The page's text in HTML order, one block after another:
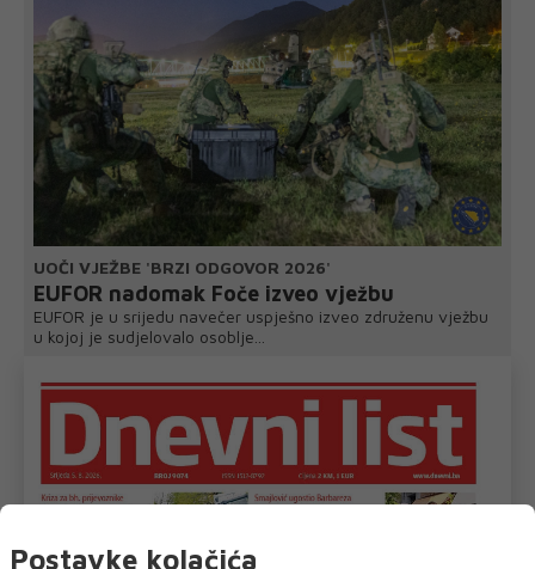
UOČI VJEŽBE 'BRZI ODGOVOR 2026'
EUFOR nadomak Foče izveo vježbu
EUFOR je u srijedu navečer uspješno izveo združenu vježbu
u kojoj je sudjelovalo osoblje...
Postavke kolačića